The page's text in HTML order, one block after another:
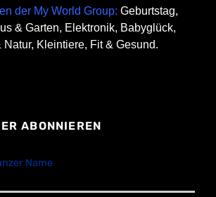
der My World Group: Geburtstag,
& Garten, Elektronik, Babyglück,
Natur, Kleintiere, Fit & Gesund.
ABONNIEREN
Name